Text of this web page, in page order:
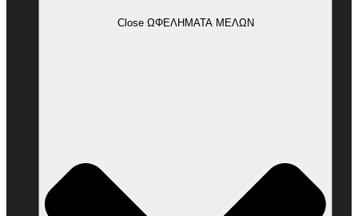
Close ΩΦΕΛΗΜΑΤΑ ΜΕΛΩΝ